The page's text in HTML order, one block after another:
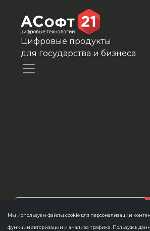
Цифровые продукты
для государства и бизнеса
Мы используем файлы cookie для персонализации
функций авторизации и анализа трафика. Пользуясь